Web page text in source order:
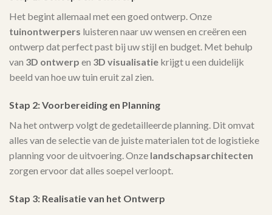
Het begint allemaal met een goed ontwerp. Onze
tuinontwerpers luisteren naar uw wensen en creëren een
ontwerp dat perfect past bij uw stijl en budget. Met behulp
van 3D ontwerp en 3D visualisatie krijgt u een duidelijk
beeld van hoe uw tuin eruit zal zien.
Stap 2: Voorbereiding en Planning
Na het ontwerp volgt de gedetailleerde planning. Dit omvat
alles van de selectie van de juiste materialen tot de logistieke
planning voor de uitvoering. Onze landschapsarchitecten
zorgen ervoor dat alles soepel verloopt.
Stap 3: Realisatie van het Ontwerp